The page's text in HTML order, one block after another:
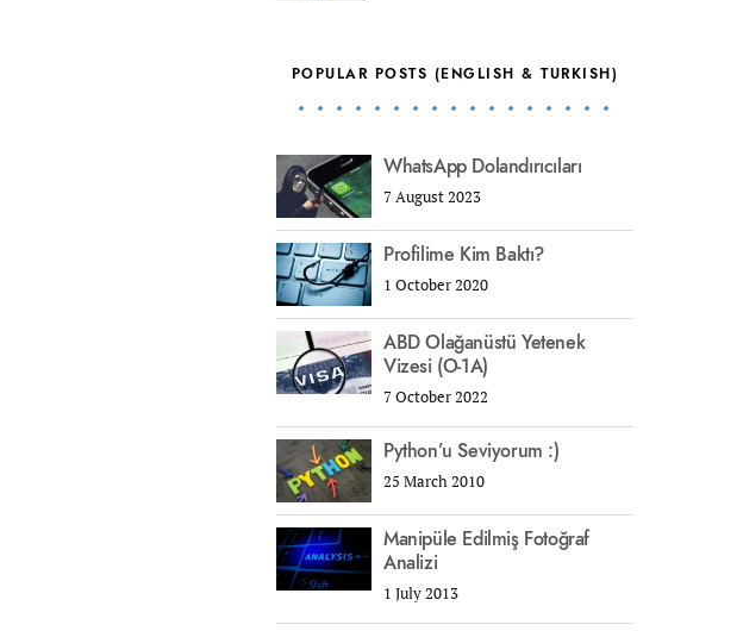
POPULAR POSTS (ENGLISH & TURKISH)
WhatsApp Dolandırıcıları
7 August 2023
Profilime Kim Baktı?
1 October 2020
ABD Olağanüstü Yetenek
Vizesi (O-1A)
7 October 2022
Python’u Seviyorum :)
25 March 2010
Manipüle Edilmiş Fotoğraf
Analizi
1 July 2013